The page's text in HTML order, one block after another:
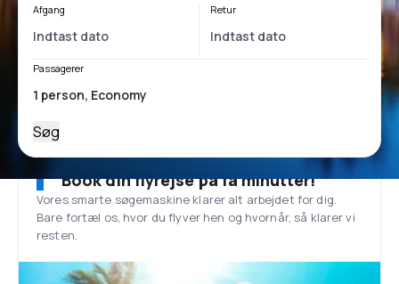
Afgang Retur
Passagerer
Søg
Book din flyrejse på få minutter!
Vores smarte søgemaskine klarer alt arbejdet for dig.
Bare fortæl os, hvor du flyver hen og hvornår, så klarer vi
resten.